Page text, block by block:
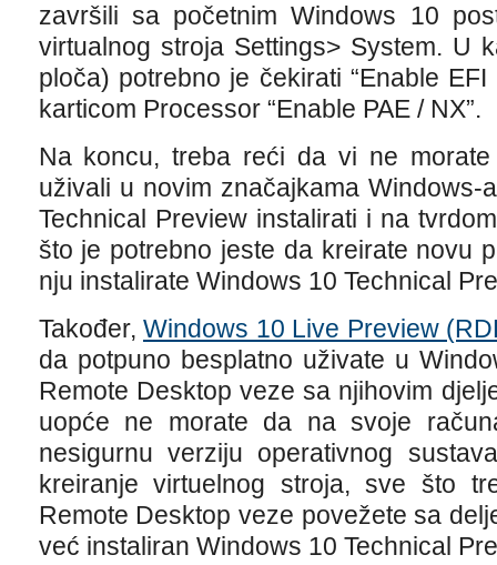
završili sa početnim Windows 10
virtualnog stroja Settings> System. U
ploča) potrebno je čekirati “Enable
karticom Processor “Enable PAE / NX”.
Na koncu, treba reći da vi ne
uživali u novim značajkama
Technical Preview instalirati i na
što je potrebno jeste da kreirate novu
nju instalirate Windows 10 Technical
Također, Windows 10 Live Preview
da potpuno besplatno uživate u
Remote Desktop veze sa njihovim
uopće ne morate da na svoje
nesigurnu verziju operativnog
kreiranje virtuelnog stroja, sve što
Remote Desktop veze povežete sa
već instaliran Windows 10 Technical